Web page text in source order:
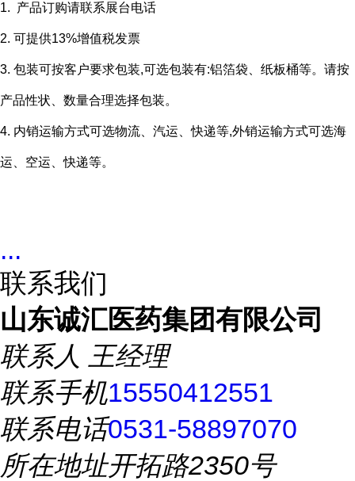
1. 产品订购请联系展台电话
2. 可提供13%增值税发票
3. 包装可按客户要求包装,可选包装有:铝箔袋、纸板桶等。请按
产品性状、数量合理选择包装。
4. 内销运输方式可选物流、汽运、快递等,外销运输方式可选海
运、空运、快递等。
...
联系我们
山东诚汇医药集团有限公司
联系人 王经理
联系手机15550412551
联系电话0531-58897070
所在地址开拓路2350号